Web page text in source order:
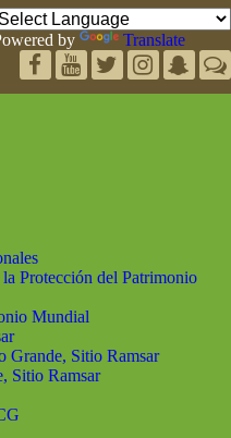
by Translate
Protección del Patrimonio
Mundial
Grande, Sitio Ramsar
Sitio Ramsar